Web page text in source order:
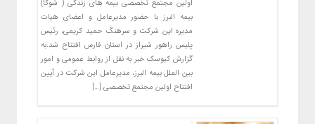
اولین مجتمع تخصصی بیمه های زندگی ( شوکا)
بیمه البرز با حضور مدیرعامل و اعضای هیات
مدیره این شرکت و سرهنگ حمید کریمی، رئیس
پلیس راهور شیراز در استان فارس افتتاح شد.به
گزارش کیوسک خبر به نقل از روابط عمومی و امور
بین الملل بیمه البرز، مدیرعامل این شرکت در آیین
افتتاح اولین مجتمع تخصصی […]